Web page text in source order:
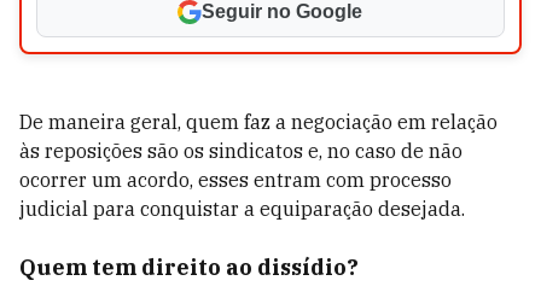
Seguir no Google
De maneira geral, quem faz a negociação em relação
às reposições são os sindicatos e, no caso de não
ocorrer um acordo, esses entram com processo
judicial para conquistar a equiparação desejada.
Quem tem direito ao dissídio?